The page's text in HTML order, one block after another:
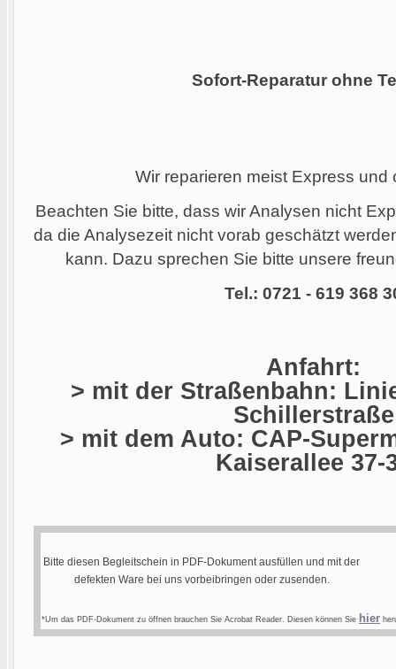
Sofort-Reparatur ohne
Wir reparieren meist Express und
Beachten Sie bitte, dass wir Analysen nicht
da die Analysezeit nicht vorab geschätzt
kann. Dazu sprechen Sie bitte unsere
Tel.: 0721 - 619 368
Anfahrt:
> mit der Straßenbahn:
Schillerstraße
> mit dem Auto: CAP-
Kaiserallee 37-
Bitte diesen Begleitschein in PDF-Dokument ausfüllen und mit der
defekten Ware bei uns vorbeibringen oder zusenden.
*Um das PDF-Dokument zu öffnen brauchen Sie Acrobat Reader. Diesen können Sie hier